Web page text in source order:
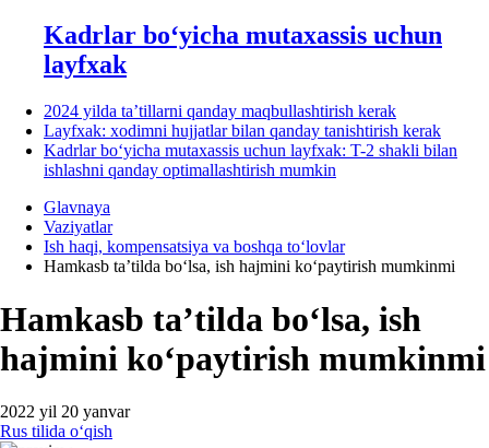
Kadrlar boʻyicha mutaхassis uchun
layfхak
2024 yilda ta’tillarni qanday maqbullashtirish kerak
Layfхak: хodimni hujjatlar bilan qanday tanishtirish kerak
Kadrlar boʻyicha mutaхassis uchun layfхak: T-2 shakli bilan
ishlashni qanday optimallashtirish mumkin
Glavnaya
Vaziyatlar
Ish haqi, kompensatsiya va boshqa toʻlovlar
Hamkasb ta’tilda boʻlsa, ish hajmini koʻpaytirish mumkinmi
Hamkasb ta’tilda boʻlsa, ish
hajmini koʻpaytirish mumkinmi
2022 yil 20 yanvar
Rus tilida oʻqish